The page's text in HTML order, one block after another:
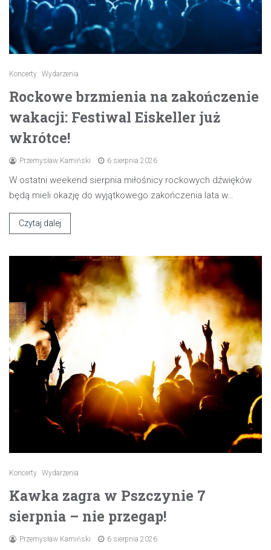
Koncerty Wydarzenia
Rockowe brzmienia na zakończenie
wakacji: Festiwal Eiskeller już
wkrótce!
Przemysław Kamiński 6 sierpnia 2026
W ostatni weekend sierpnia miłośnicy rockowych dźwięków
będą mieli okazję do wyjątkowego zakończenia lata w…
Czytaj dalej
Koncerty Wydarzenia
Kawka zagra w Pszczynie 7
sierpnia – nie przegap!
Przemysław Kamiński 6 sierpnia 2026